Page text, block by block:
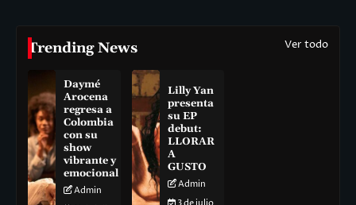
Trending News Ver todo
Daymé
Arocena
regresa a
Colombia
con su
show
vibrante y
emocional
Admin
Lilly Yan
presenta
su EP
debut:
LLORAR
A
GUSTO
Admin